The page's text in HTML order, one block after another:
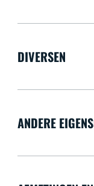
DIVERSEN
ANDERE